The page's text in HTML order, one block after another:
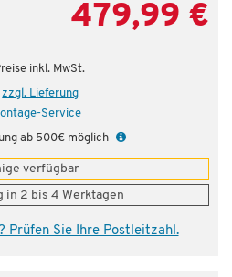
479,99 €
inkl. MwSt.
zzgl. Lieferung
Service
ab 500€ möglich
verfügbar
2 bis 4 Werktagen
Prüfen Sie Ihre Postleitzahl.